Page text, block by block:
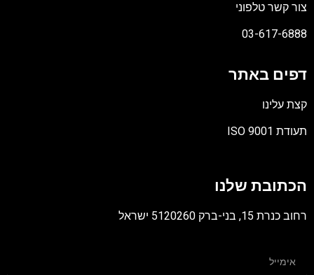
צור קשר טלפוני
03-617-6888
דפים באתר
קצת עלינו
תעודת ISO 9001
PDF
הכתובת שלנו
רחוב כנרת 15, בני-ברק 5120260 ישראל